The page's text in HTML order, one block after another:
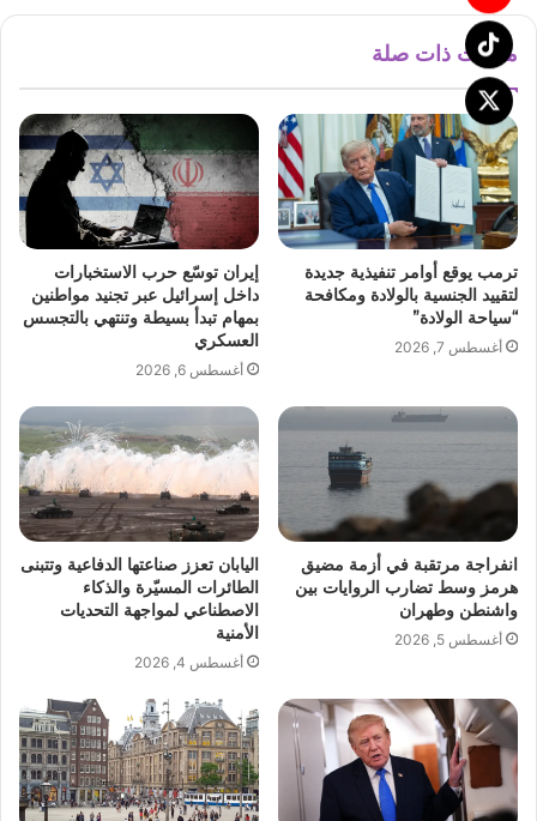
مقالات ذات صلة
ترمب يوقع أوامر تنفيذية جديدة
لتقييد الجنسية بالولادة ومكافحة
“سياحة الولادة”
أغسطس 7, 2026
إيران توسّع حرب الاستخبارات
داخل إسرائيل عبر تجنيد مواطنين
بمهام تبدأ بسيطة وتنتهي بالتجسس
العسكري
أغسطس 6, 2026
انفراجة مرتقبة في أزمة مضيق
هرمز وسط تضارب الروايات بين
واشنطن وطهران
أغسطس 5, 2026
اليابان تعزز صناعتها الدفاعية وتتبنى
الطائرات المسيّرة والذكاء
الاصطناعي لمواجهة التحديات
الأمنية
أغسطس 4, 2026